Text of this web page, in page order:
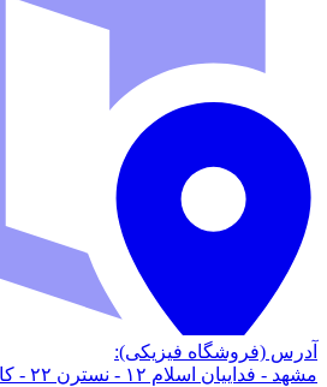
آدرس (فروشگاه فیزیکی):
مشهد - فداییان اسلام ۱۲ - نسترن ۲۲ - کامپیوترفدک